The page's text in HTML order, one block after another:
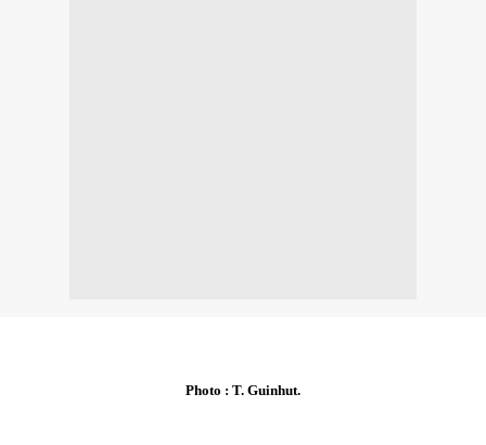
Photo : T. Guinhut.